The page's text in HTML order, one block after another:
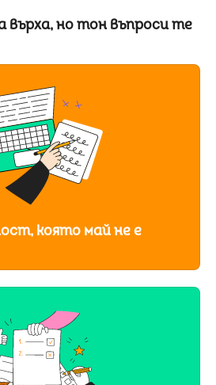
върха, но тон въпроси те
която май не е